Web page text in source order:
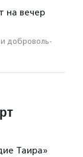
на вечер
и доброволь­
Таира»